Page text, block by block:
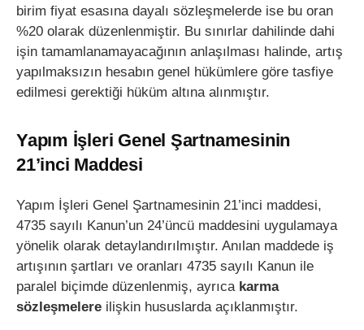
birim fiyat esasına dayalı sözleşmelerde ise bu oran
%20 olarak düzenlenmiştir. Bu sınırlar dahilinde dahi
işin tamamlanamayacağının anlaşılması halinde, artış
yapılmaksızın hesabın genel hükümlere göre tasfiye
edilmesi gerektiği hüküm altına alınmıştır.
Yapım İşleri Genel Şartnamesinin
21’inci Maddesi
Yapım İşleri Genel Şartnamesinin 21’inci maddesi,
4735 sayılı Kanun’un 24’üncü maddesini uygulamaya
yönelik olarak detaylandırılmıştır. Anılan maddede iş
artışının şartları ve oranları 4735 sayılı Kanun ile
paralel biçimde düzenlenmiş, ayrıca karma
sözleşmelere ilişkin hususlarda açıklanmıştır.